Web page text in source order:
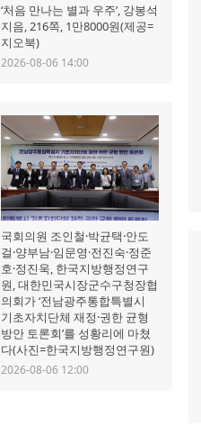
‘처음 만나는 별과 우주’, 강봉석
지음, 216쪽, 1만8000원(제공=
지오북)
2026-08-06 14:00
국회의원 조인철·박균택·안도
걸·양부남·임문영·전진숙·정준
호·정진욱, 한국지방행정연구
원, 대한민국시장군수구청장협
의회가 ‘전남광주통합특별시
기초자치단체 재정·권한 균형
방안 토론회’를 성황리에 마쳤
다(사진=한국지방행정연구원)
2026-08-06 12:00